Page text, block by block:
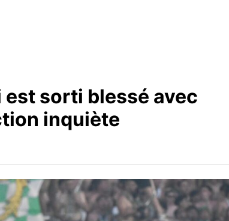
sorti blessé avec
inquiète